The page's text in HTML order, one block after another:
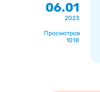
06.01
2023
Просмотров
1018